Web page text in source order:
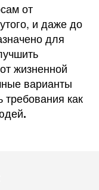
от
и даже до
для
жизненной
варианты
требования как
.